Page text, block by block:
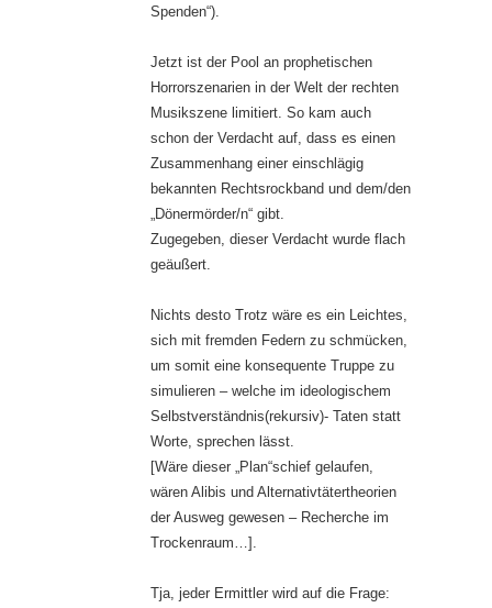
Spenden“).
Jetzt ist der Pool an prophetischen
Horrorszenarien in der Welt der rechten
Musikszene limitiert. So kam auch
schon der Verdacht auf, dass es einen
Zusammenhang einer einschlägig
bekannten Rechtsrockband und dem/den
„Dönermörder/n“ gibt.
Zugegeben, dieser Verdacht wurde flach
geäußert.
Nichts desto Trotz wäre es ein Leichtes,
sich mit fremden Federn zu schmücken,
um somit eine konsequente Truppe zu
simulieren – welche im ideologischem
Selbstverständnis(rekursiv)- Taten statt
Worte, sprechen lässt.
[Wäre dieser „Plan“schief gelaufen,
wären Alibis und Alternativtätertheorien
der Ausweg gewesen – Recherche im
Trockenraum…].
Tja, jeder Ermittler wird auf die Frage: